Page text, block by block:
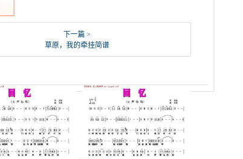
下一篇 >
草原，我的牵挂简谱